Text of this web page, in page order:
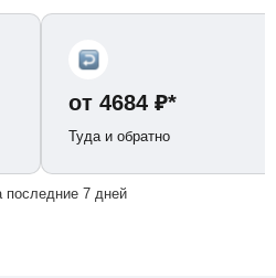
от 4684 ₽*
Туда и обратно
7 дней